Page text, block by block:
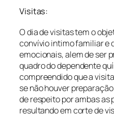
Visitas:
O dia de visitas tem o
convívio intimo familiar e
emocionais, alem de ser
quadro do dependente
compreendido que a
se não houver
de respeito por ambas as
resultando em corte de